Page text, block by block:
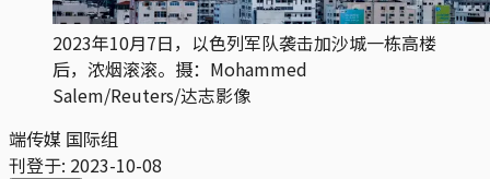
2023年10月7日，以色列军队袭击加沙城一栋高楼
后，浓烟滚滚。摄：Mohammed
Salem/Reuters/达志影像
端传媒 国际组
刊登于: 2023-10-08